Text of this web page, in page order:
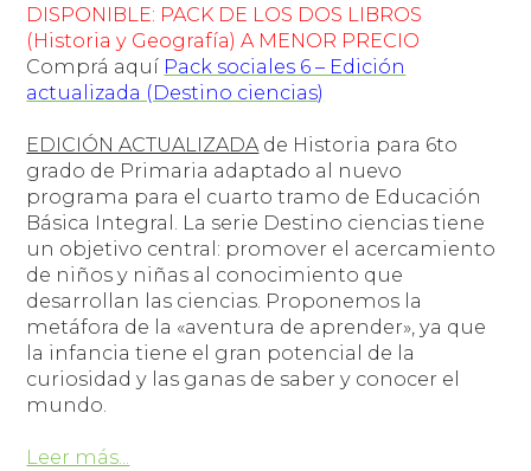
DISPONIBLE: PACK DE LOS DOS LIBROS
(Historia y Geografía) A MENOR PRECIO
Comprá aquí Pack sociales 6 – Edición
actualizada (Destino ciencias)
EDICIÓN ACTUALIZADA de Historia para 6to
grado de Primaria adaptado al nuevo
programa para el cuarto tramo de Educación
Básica Integral. La serie Destino ciencias tiene
un objetivo central: promover el acercamiento
de niños y niñas al conocimiento que
desarrollan las ciencias. Proponemos la
metáfora de la «aventura de aprender», ya que
la infancia tiene el gran potencial de la
curiosidad y las ganas de saber y conocer el
mundo.
Leer más...